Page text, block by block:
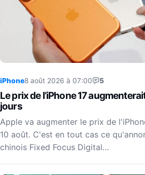
iPhone8 août 2026 à 07:00 5
Le prix de l’iPhone 17
jours
Apple va augmenter le prix de
10 août. C'est en tout cas ce
chinois Fixed Focus Digital…